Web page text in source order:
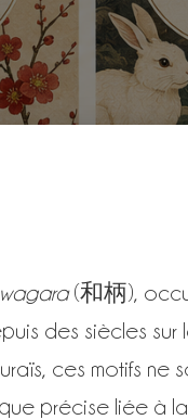
wagara(和柄),
des siècles sur
ces motifs ne
précise liée à